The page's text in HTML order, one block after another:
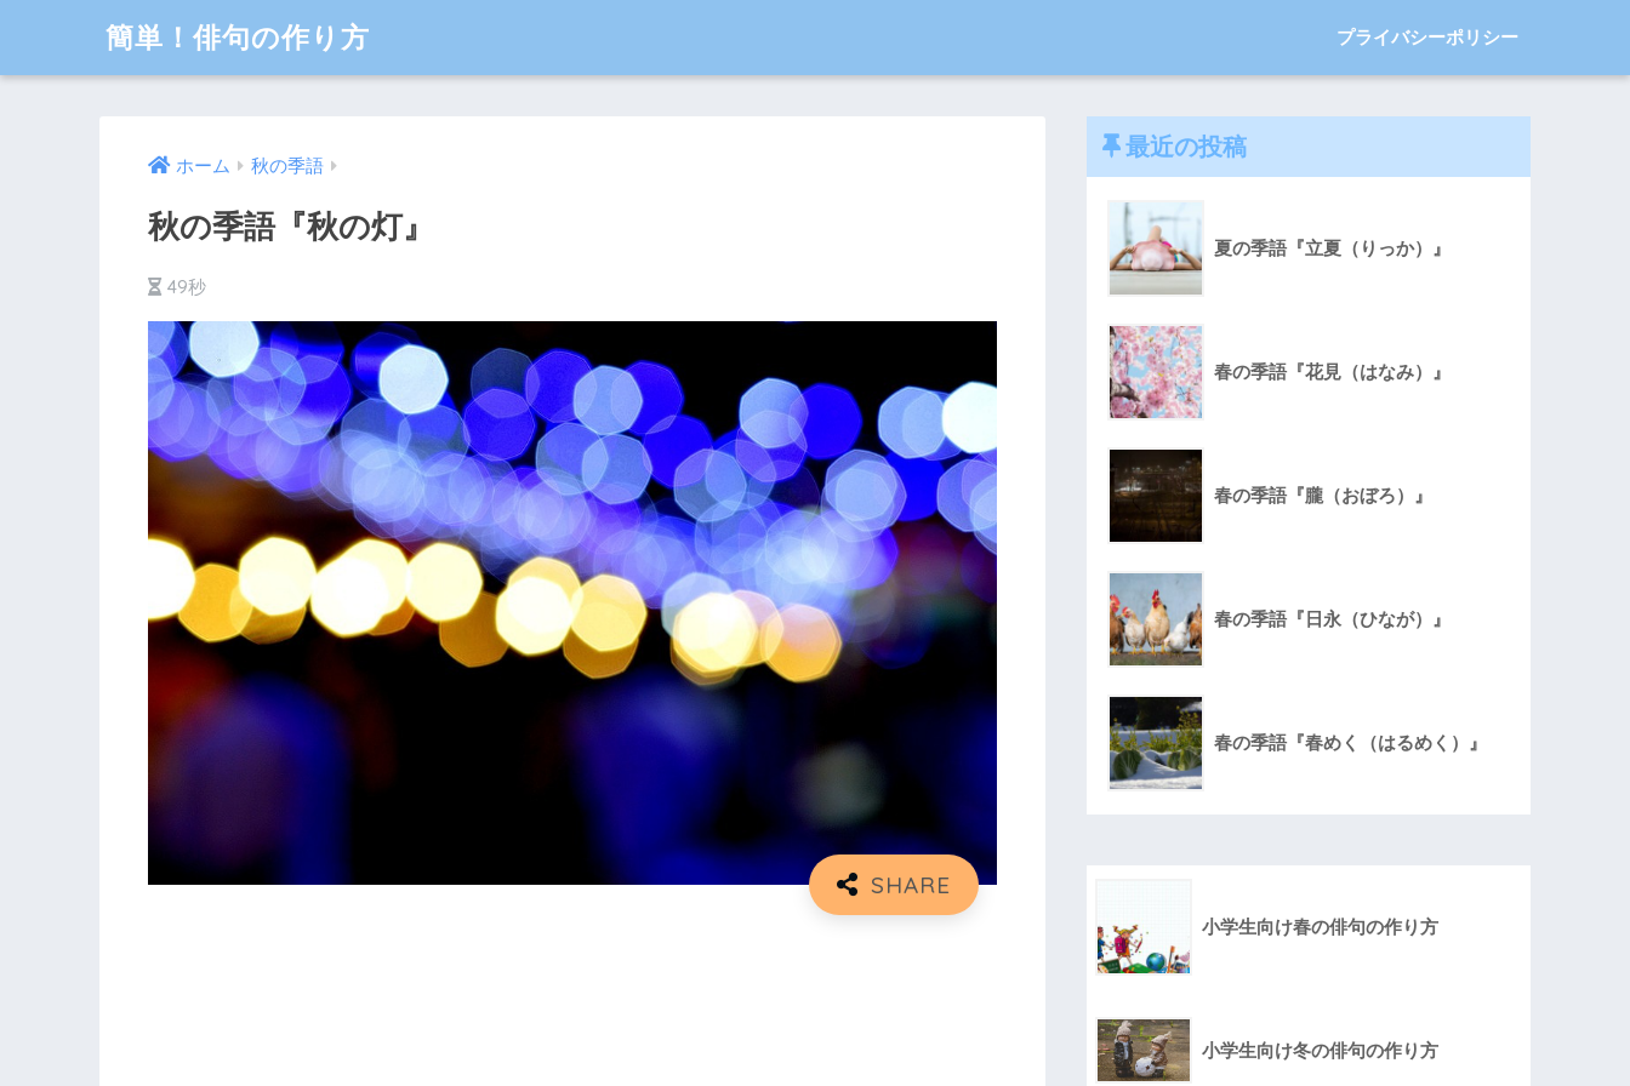
簡単！俳句の作り方 プライバシーポリシー
ホーム 秋の季語
秋の季語『秋の灯』
49秒
最近の投稿
夏の季語『立夏（りっか）』
春の季語『花見（はなみ）』
春の季語『朧（おぼろ）』
春の季語『日永（ひなが）』
春の季語『春めく（はるめく）』
小学生向け春の俳句の作り方
小学生向け冬の俳句の作り方